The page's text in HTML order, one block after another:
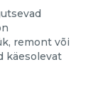
remont või
käesolevat